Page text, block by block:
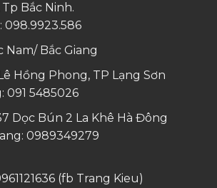
Bắc Ninh.
098.9923.586
Nam/ Bắc Giang
Hồng Phong, TP Lạng Sơn
091 5485026
Dọc Bún 2 La Khê Hà Đông
0989349279
(fb Trang Kieu)